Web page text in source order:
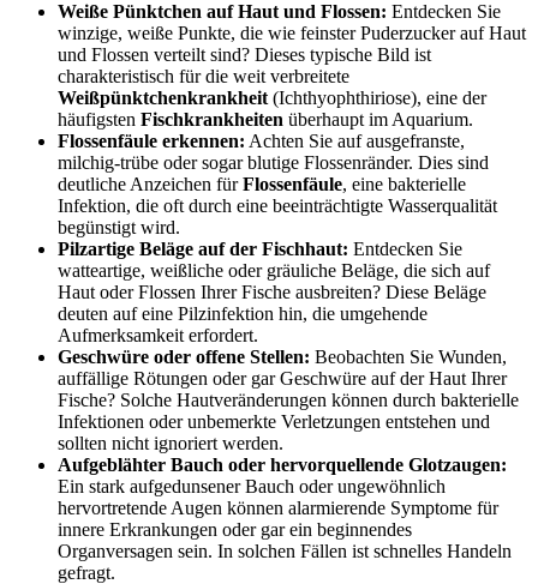
Weiße Pünktchen auf Haut und Flossen: Entdecken Sie
winzige, weiße Punkte, die wie feinster Puderzucker auf Haut
und Flossen verteilt sind? Dieses typische Bild ist
charakteristisch für die weit verbreitete
Weißpünktchenkrankheit (Ichthyophthiriose), eine der
häufigsten Fischkrankheiten überhaupt im Aquarium.
Flossenfäule erkennen: Achten Sie auf ausgefranste,
milchig-trübe oder sogar blutige Flossenränder. Dies sind
deutliche Anzeichen fürFlossenfäule, eine bakterielle
Infektion, die oft durch eine beeinträchtigte Wasserqualität
begünstigt wird.
Pilzartige Beläge auf der Fischhaut: Entdecken Sie
watteartige, weißliche oder gräuliche Beläge, die sich auf
Haut oder Flossen Ihrer Fische ausbreiten? Diese Beläge
deuten auf eine Pilzinfektion hin, die umgehende
Aufmerksamkeit erfordert.
Geschwüre oder offene Stellen: Beobachten Sie Wunden,
auffällige Rötungen oder gar Geschwüre auf der Haut Ihrer
Fische? Solche Hautveränderungen können durch bakterielle
Infektionen oder unbemerkte Verletzungen entstehen und
sollten nicht ignoriert werden.
Aufgeblähter Bauch oder hervorquellende Glotzaugen:
Ein stark aufgedunsener Bauch oder ungewöhnlich
hervortretende Augen können alarmierende Symptome für
innere Erkrankungen oder gar ein beginnendes
Organversagen sein. In solchen Fällen ist schnelles Handeln
gefragt.